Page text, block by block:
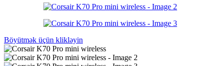
Böyütmək üçün klikləyin